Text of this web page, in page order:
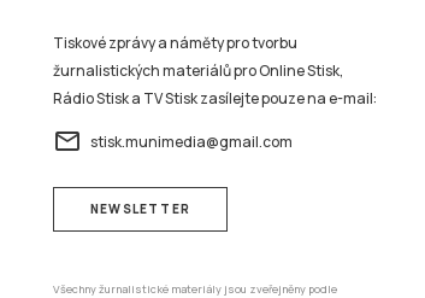
Tiskové zprávy a náměty pro tvorbu
žurnalistických materiálů pro Online Stisk,
Rádio Stisk a TV Stisk zasílejte pouze na e-mail:
email stisk.munimedia@gmail.com
NEWSLETTER
Všechny žurnalistické materiály jsou zveřejněny podle